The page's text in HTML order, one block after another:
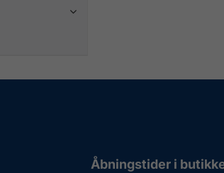

Åbningstider i